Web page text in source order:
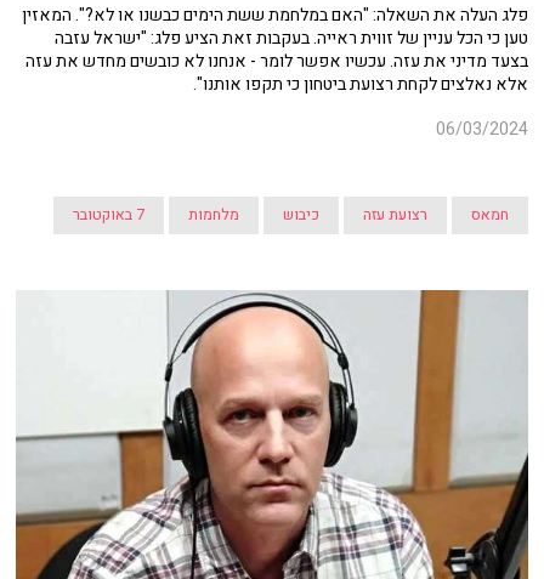
פלג העלה את השאלה: "האם במלחמת ששת הימים כבשנו או לא?". המאזין
טען כי הכל עניין של זווית ראייה. בעקבות זאת הציע פלג: "ישראל עזבה
בצעד מדיני את עזה. עכשיו אפשר לומר - אנחנו לא כובשים מחדש את עזה
אלא נאלצים לקחת רצועת ביטחון כי תקפו אותנו".
06/03/2024
חמאס רצועת עזה כיבוש מלחמות 7 באוקטובר